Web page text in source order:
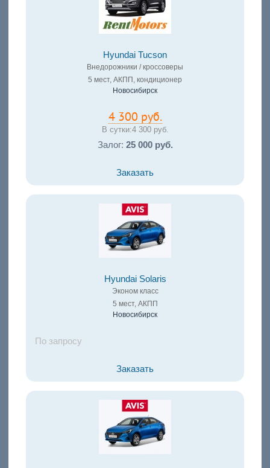
Hyundai Tucson
Внедорожники / кроссоверы
5 мест, АКПП, кондиционер
Новосибирск
4 300 руб.
В сутки:4 300 руб.
Залог: 25 000 руб.
Заказать
Hyundai Solaris
Эконом класс
5 мест, АКПП
Новосибирск
По запросу
Заказать